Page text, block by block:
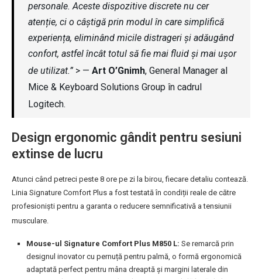
personale. Aceste dispozitive discrete nu cer
atenție, ci o câștigă prin modul în care simplifică
experiența, eliminând micile distrageri și adăugând
confort, astfel încât totul să fie mai fluid și mai ușor
de utilizat.” > — Art O’Gnimh, General Manager al
Mice & Keyboard Solutions Group în cadrul
Logitech.
Design ergonomic gândit pentru sesiuni
extinse de lucru
Atunci când petreci peste 8 ore pe zi la birou, fiecare detaliu contează.
Linia Signature Comfort Plus a fost testată în condiții reale de către
profesioniști pentru a garanta o reducere semnificativă a tensiunii
musculare.
Mouse-ul Signature Comfort Plus M850 L: Se remarcă prin
designul inovator cu pernuță pentru palmă, o formă ergonomică
adaptată perfect pentru mâna dreaptă și margini laterale din